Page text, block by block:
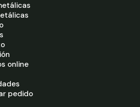
online
pedido